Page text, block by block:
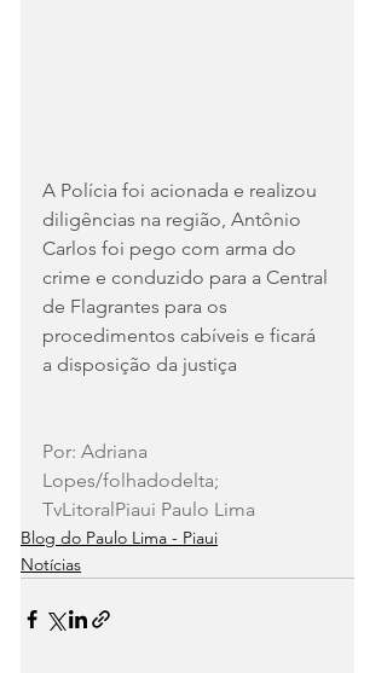
A Polícia foi acionada e realizou
diligências na região, Antônio
Carlos foi pego com arma do
crime e conduzido para a Central
de Flagrantes para os
procedimentos cabíveis e ficará
a disposição da justiça
Por: Adriana
Lopes/folhadodelta;
TvLitoralPiaui Paulo Lima
Blog do Paulo Lima - Piaui
Notícias